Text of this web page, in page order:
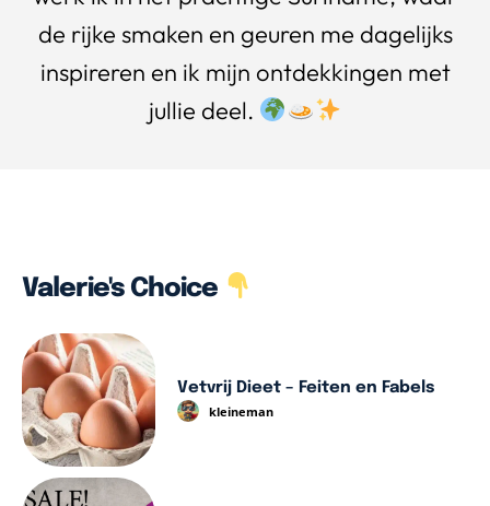
de rijke smaken en geuren me dagelijks
inspireren en ik mijn ontdekkingen met
jullie deel.
Valerie's Choice
Vetvrij Dieet – Feiten en Fabels
kleineman